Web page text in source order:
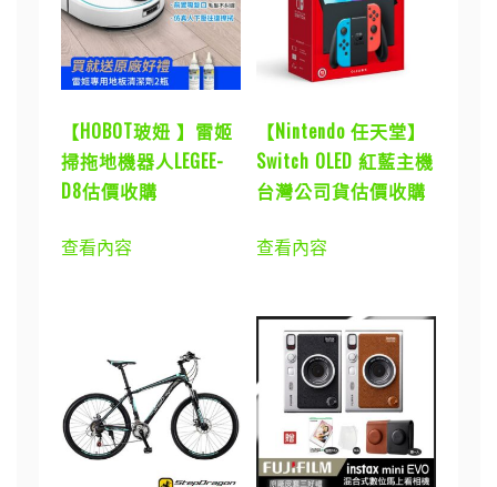
【HOBOT玻妞 】雷姬
掃拖地機器人LEGEE-
D8估價收購
查看內容
【Nintendo 任天堂】
Switch OLED 紅藍主機
台灣公司貨估價收購
查看內容